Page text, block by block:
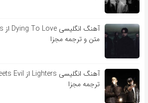
متن و ترجمه مجزا
ترجمه مجزا